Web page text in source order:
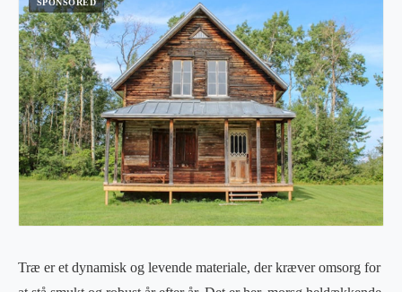
Træ er et dynamisk og levende materiale, der kræver omsorg for